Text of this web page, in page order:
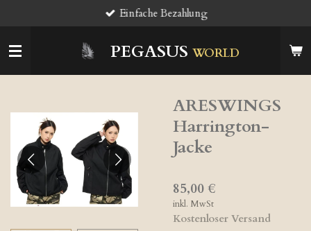
Hauptinhalt
springen
PEGASUS WORLD
Einfache Bezahlung
ARESWINGS
Harrington-
Jacke
85,00 €
inkl. MwSt
Kostenloser Versand